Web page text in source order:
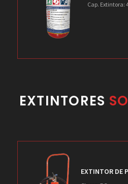
Cap. Extintora:
EXTINTORES
EXTINTOR DE